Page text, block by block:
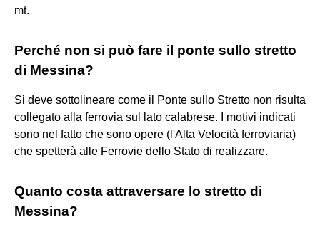
mt.
Perché non si può fare il ponte sullo stretto
di Messina?
Si deve sottolineare come il Ponte sullo Stretto non risulta
collegato alla ferrovia sul lato calabrese. I motivi indicati
sono nel fatto che sono opere (l'Alta Velocità ferroviaria)
che spetterà alle Ferrovie dello Stato di realizzare.
Quanto costa attraversare lo stretto di
Messina?